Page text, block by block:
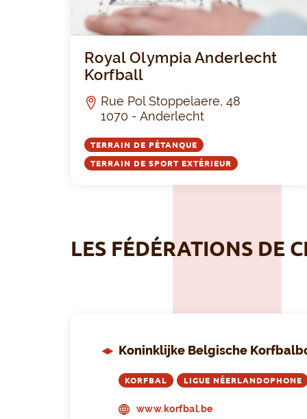
Royal Olympia Anderlecht
Korfball
Rue Pol Stoppelaere, 48
1070 - Anderlecht
TERRAIN DE PÉTANQUE
TERRAIN DE SPORT EXTÉRIEUR
LES FÉDÉRATIONS DE
Koninklijke Belgische
KORFBAL LIGUE NÉERLANDOPHONE
www.korfbal.be